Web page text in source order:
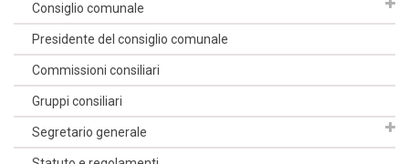
Consiglio comunale
Presidente del consiglio comunale
Commissioni consiliari
Gruppi consiliari
Segretario generale